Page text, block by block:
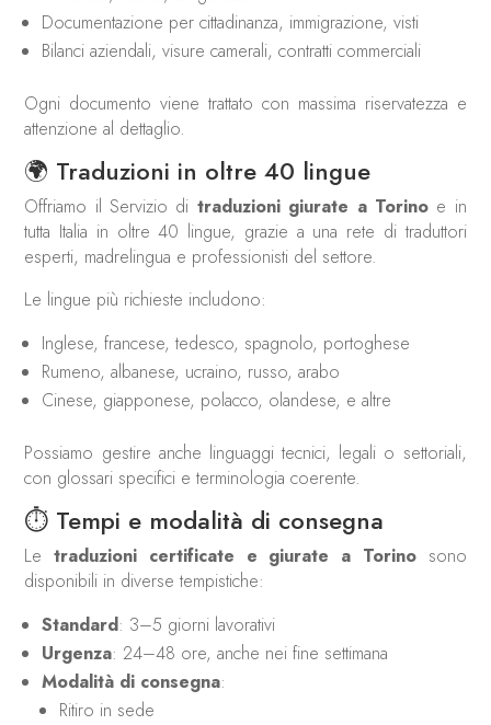
Documentazione per cittadinanza, immigrazione, visti
Bilanci aziendali, visure camerali, contratti commerciali
Ogni documento viene trattato con massima riservatezza e
attenzione al dettaglio.
🌍 Traduzioni in oltre 40 lingue
Offriamo il Servizio di traduzioni giurate a Torinoe in
tutta Italia in oltre 40 lingue, grazie a una rete di traduttori
esperti, madrelingua e professionisti del settore.
Le lingue più richieste includono:
Inglese, francese, tedesco, spagnolo, portoghese
Rumeno, albanese, ucraino, russo, arabo
Cinese, giapponese, polacco, olandese, e altre
Possiamo gestire anche linguaggi tecnici, legali o settoriali,
con glossari specifici e terminologia coerente.
⏱ Tempi e modalità di consegna
Letraduzioni certificate e giurate a Torinosono
disponibili in diverse tempistiche:
Standard: 3–5 giorni lavorativi
Urgenza: 24–48 ore, anche nei fine settimana
Modalità di consegna:
Ritiro in sede